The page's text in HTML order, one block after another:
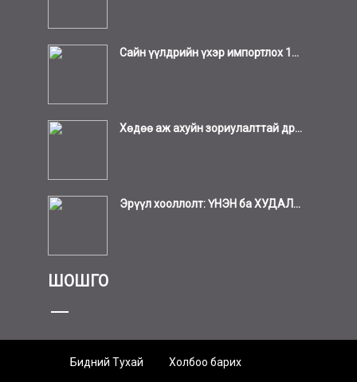
Сайн үүлдрийн үхэр импортлох 1...
Хөдөө аж ахуйн зориулалттай др...
Эрүүл хооллолт: ҮНЭН ба ХУДАЛ...
ШОШГО
Бидний Тухай Холбоо барих